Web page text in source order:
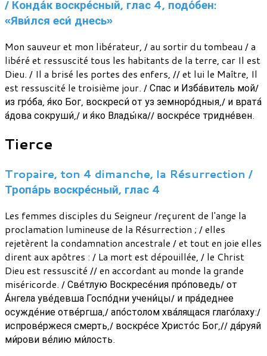
/ Конда́к воскре́сный, глас 4, подо́бен:
«Яви́лся еси́ днесь»
Mon sauveur et mon libérateur, / au sortir du tombeau / a
libéré et ressuscité tous les habitants de la terre, car Il est
Dieu. / Il a brisé les portes des enfers, // et lui le Maître, Il
est ressuscité le troisième jour. / Спас и Изба́витель мой/
из гро́ба, я́ко Бог, воскреси́ от уз земноро́дныя,/ и врата́
а́дова сокруши́,/ и я́ко Влады́ка// воскре́се тридне́вен.
Tierce
Tropaire, ton 4 dimanche, la Résurrection /
Тропа́рь воскре́сный, глас 4
Les femmes disciples du Seigneur /reçurent de l'ange la
proclamation lumineuse de la Résurrection ; / elles
rejetèrent la condamnation ancestrale / et tout en joie elles
dirent aux apôtres : / La mort est dépouillée, / le Christ
Dieu est ressuscité // en accordant au monde la grande
miséricorde. / Све́тлую Воскресе́ния про́поведь/ от
А́нгела уве́девша Госпо́дни учени́цы/ и пра́деднее
осужде́ние отве́ргша,/ апо́столом хва́лящася глаго́лаху:/
испрове́ржеся смерть,/ воскре́се Христо́с Бог,// да́руяй
ми́рови ве́лию ми́лость.